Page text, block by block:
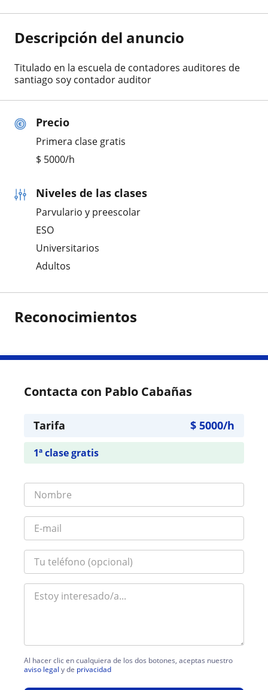
Precio
Primera clase gratis
$ 5000/h
Niveles de las clases
Parvulario y preescolar
ESO
Universitarios
Adultos
Descripción del anuncio
Titulado en la escuela de contadores auditores de
santiago soy contador auditor
Reconocimientos
Contacta con Pablo Cabañas
Tarifa $ 5000/h
1ª clase gratis
Al hacer clic en cualquiera de los dos botones, aceptas nuestro
aviso legal y de privacidad